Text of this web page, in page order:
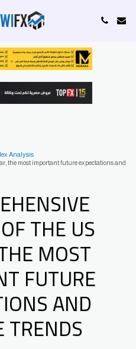
Analysis
the most important future expectations and
THE US
MOST
FUTURE
AND
TRENDS